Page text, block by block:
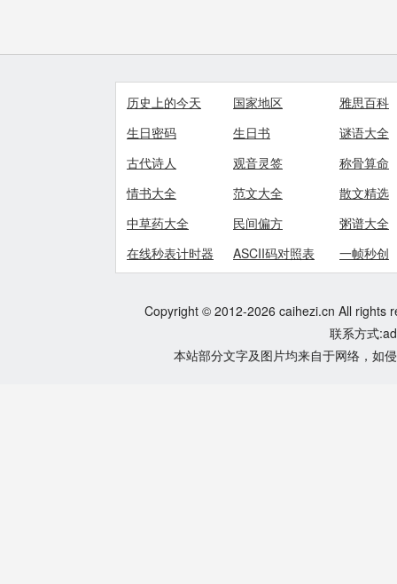
历史上的今天 国家地区
雅思百科
生日密码
生日书
谜语大全
古代诗人
观音灵签
称骨算命
情书大全
范文大全
散文精选
中草药大全
民间偏方
粥谱大全
在线秒表计时器
ASCII码对照表 一帧秒创
Copyright © 2012-2026 caihezi.cn All rights
联系方式
本站部分文字及图片均来自于网络，如